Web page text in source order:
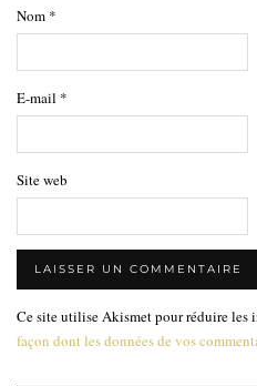
Nom *
E-mail *
Site web
Ce site utilise Akismet pour réduire les
façon dont les données de vos